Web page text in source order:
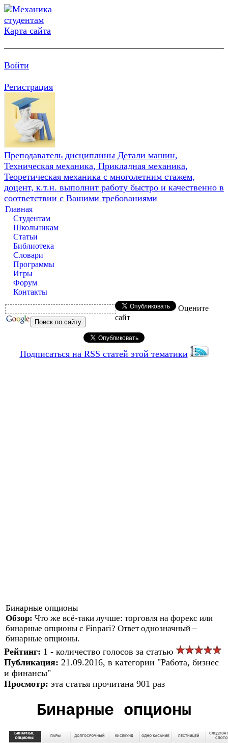
Карта сайта
Войти
Регистрация
Преподаватель дисциплины Детали машин,
Техническая механика, Прикладная механика,
Теоретическая механика с многолетним стажем,
доцент, к.т.н. выполнит работу быстро и качественно в
соответствии с Вашими требованиями
Главная
Студентам
Школьникам
Статьи
Библиотека
Словари
Программы
Игры
Форум
Контакты
Оцените
сайт
Подписаться на RSS статей этой тематики
Бинарные опционы
Обзор: Что же всё-таки лучше: торговля на форекс или
бинарные опционы с Finpari? Ответ однозначный –
бинарные опционы.
Рейтинг: 1 - количество голосов за статью
Публикация: 21.09.2016, в категории "Работа, бизнес
и финансы"
Просмотр: эта статья прочитана 901 раз
Бинарные опционы